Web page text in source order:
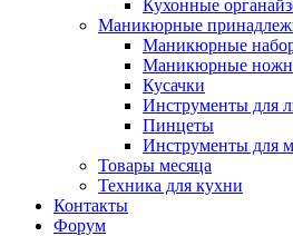
Кухонные
Маникюрные
Маникюрные
Маникюрные
Кусачки
Инструменты для
Пинцеты
Инструменты для
Товары месяца
Техника для кухни
Контакты
Форум